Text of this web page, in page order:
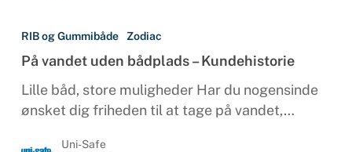
uden
bådplads
–
Kundehistorie
RIB og Gummibåde Zodiac
På vandet uden bådplads – Kundehistorie
Lille båd, store muligheder Har du nogensinde
ønsket dig friheden til at tage på vandet,…
Uni-Safe